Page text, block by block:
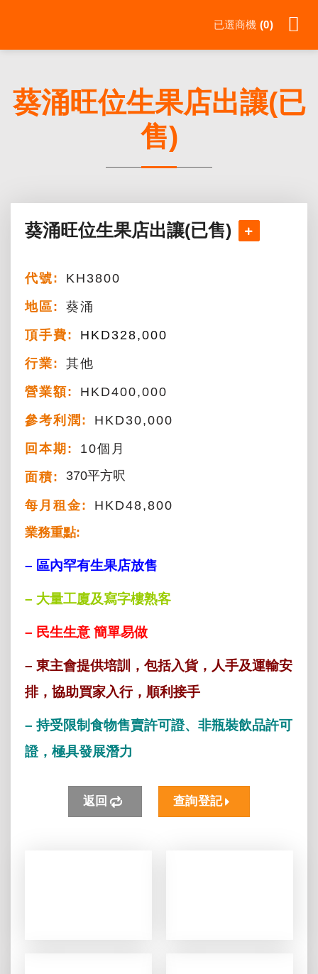
已選商機 0
葵涌旺位生果店出讓(已
售)
葵涌旺位生果店出讓(已售)
代號:
KH3800
地區:
葵涌
頂手費:
HKD328,000
行業:
其他
營業額:
HKD400,000
參考利潤:
HKD30,000
回本期:
10個月
面積:
370平方呎
每月租金:
HKD48,800
業務重點:
– 區內罕有生果店放售
– 大量工廈及寫字樓熟客
– 民生生意 簡單易做
– 東主會提供培訓，包括入貨，人手及運輸安
排，協助買家入行，順利接手
– 持受限制食物售賣許可證、非瓶裝飲品許可
證，極具發展潛力
返回 查詢登記